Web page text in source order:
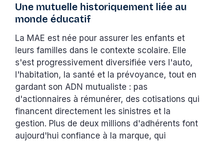
Une mutuelle historiquement liée au
monde éducatif
La MAE est née pour assurer les enfants et
leurs familles dans le contexte scolaire. Elle
s'est progressivement diversifiée vers l'auto,
l'habitation, la santé et la prévoyance, tout en
gardant son ADN mutualiste : pas
d'actionnaires à rémunérer, des cotisations qui
financent directement les sinistres et la
gestion. Plus de deux millions d'adhérents font
aujourd'hui confiance à la marque, qui